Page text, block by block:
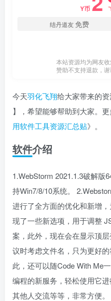
Y币
结丹道友免费
本站资源均为网友收
赞助不支持退款，
今天羽化飞翔给大家带来的
】，希望能够帮助到大家。
用软件工具资源汇总贴》。
软件介绍
1.WebStorm 2021.1.3破解版
持Win7/8/10系统。
进行了全方面的优化和新增
现了一些新选项，用于调整
案，此外，现在会在显示顶
议时考虑文件名，只为更好
此，还可以随Code With Me
编程的新服务，轻松使用它
其他人交流等等，非常方便。